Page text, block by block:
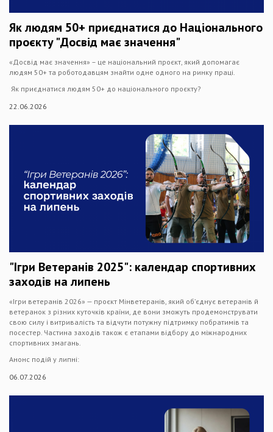
Як людям 50+ приєднатися до Національного
проєкту "Досвід має значення"
«Досвід має значення» – це національний проєкт, який допомагає
людям 50+ та роботодавцям знайти одне одного на ринку праці.
Як приєднатися людям 50+ до національного проєкту?
22.06.2026
"Ігри Ветеранів 2025": календар спортивних
заходів на липень
«Ігри ветеранів 2026» — проєкт Мінветеранів, який об’єднує ветеранів й
ветеранок з різних куточків країни, де вони зможуть продемонструвати
свою силу і витривалість та відчути потужну підтримку побратимів та
посестер. Частина заходів також є етапами відбору до міжнародних
спортивних змагань.
Анонс подій у липні:
06.07.2026